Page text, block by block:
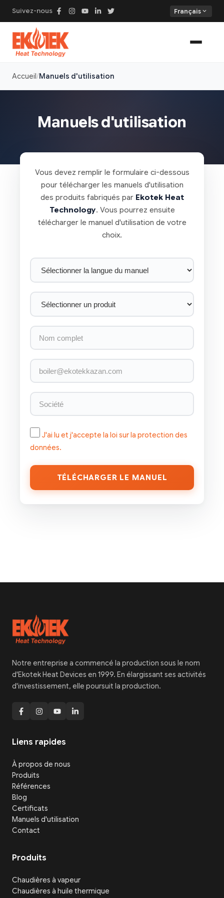
Suivez-nous Français expand_more
Accueil Manuels d'utilisation
Manuels d'utilisation
Vous devez remplir le formulaire ci-dessous
pour télécharger les manuels d'utilisation
des produits fabriqués par Ekotek Heat
Technology. Vous pourrez ensuite
télécharger le manuel d'utilisation de votre
choix.
J'ai lu et j'accepte la loi sur la protection des
données.
TÉLÉCHARGER LE MANUEL
Notre entreprise a commencé la production sous le nom
d'Ekotek Heat Devices en 1999. En élargissant ses activités
d'investissement, elle poursuit la production.
Liens rapides
À propos de nous
Produits
Références
Blog
Certificats
Manuels d'utilisation
Contact
Produits
Chaudières à vapeur
Chaudières à huile thermique